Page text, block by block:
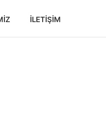
İLETIŞIM